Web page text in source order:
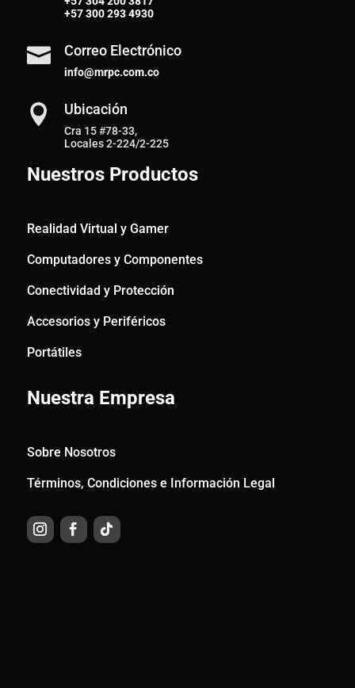
+57300 293 4930
 Correo Electrónico
info@mrpc.com.co
 Ubicación
Cra 15 #78-33,
Locales 2-224/2-225
Nuestros Productos
Realidad Virtual y Gamer
Computadores y Componentes
Conectividad y Protección
Accesorios y Periféricos
Portátiles
Nuestra Empresa
Sobre Nosotros
Términos, Condiciones e Información Legal